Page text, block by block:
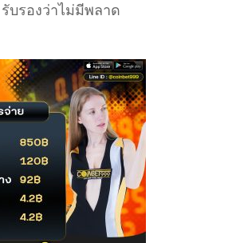
บรองว่าไม่มีพลาด